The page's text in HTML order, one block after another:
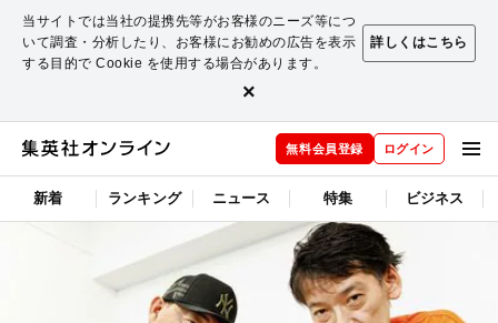
当サイトでは当社の提携先等がお客様のニーズ等につ
いて調査・分析したり、お客様にお勧めの広告を表示
する目的で Cookie を使用する場合があります。
詳しくはこちら
×
無料会員登録 ログイン
新着 ランキング ニュース 特集 ビジネス